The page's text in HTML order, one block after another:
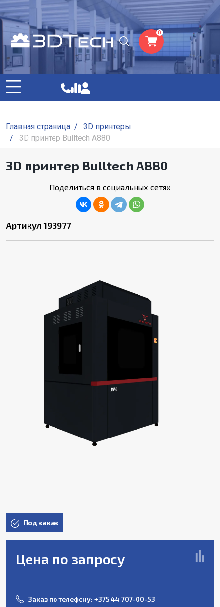
0
Главная страница /
3D принтеры
/
3D принтер Bulltech A880
3D принтер Bulltech A880
Поделиться в социальных сетях
Артикул 193977
Под заказ
Цена по запросу
Заказ по телефону: +375 44 707-00-53